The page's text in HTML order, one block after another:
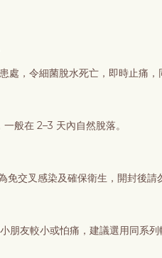
處，令細菌脫水死亡，即時止痛
般在 2–3 天內自然脫落。
交叉感染及確保衛生，開封後請
友較小或怕痛，建議選用同系列